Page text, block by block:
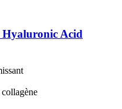
Hyaluronic Acid